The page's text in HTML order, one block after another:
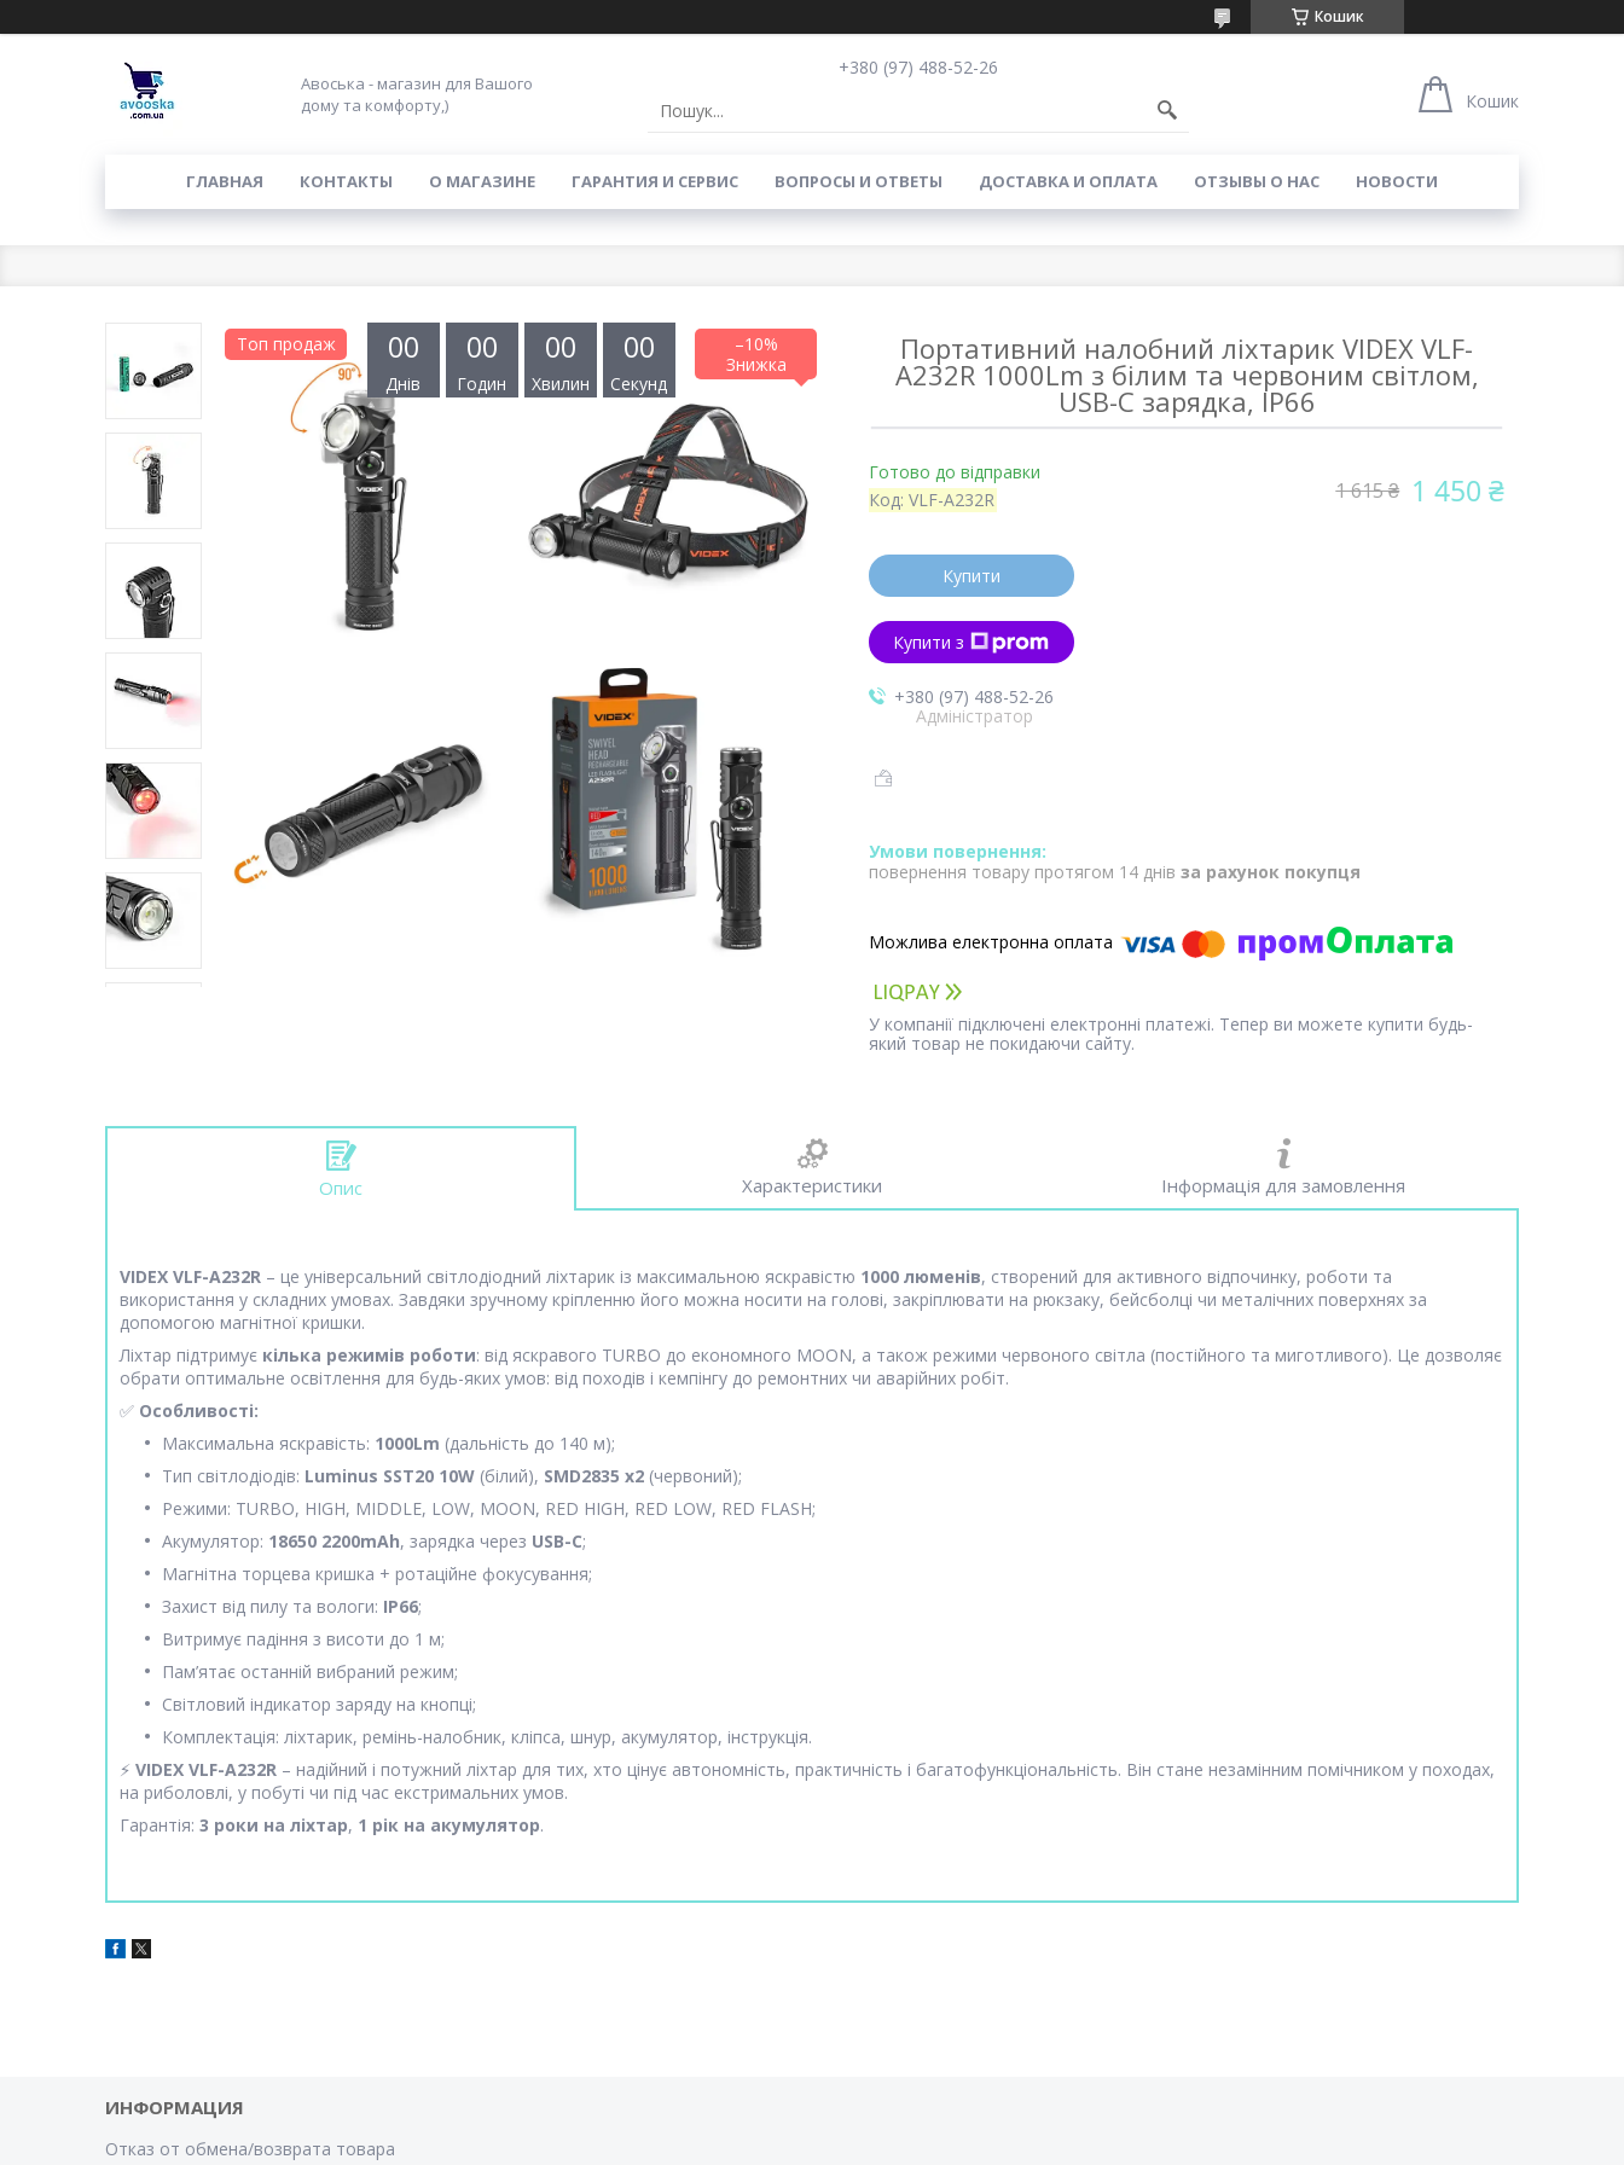
Кошик
Авоська - магазин для Вашого
дому та комфорту,)
+380 (97) 488-52-26
Кошик
ГЛАВНАЯ КОНТАКТЫ О МАГАЗИНЕ ГАРАНТИЯ И СЕРВИС ВОПРОСЫ И ОТВЕТЫ ДОСТАВКА И ОПЛАТА ОТЗЫВЫ О НАС НОВОСТИ
Топ продаж –10%
00
Днів
00
Годин
00
Хвилин
00
Секунд
Портативний налобний ліхтарик VIDEX VLF-
A232R 1000Lm з білим та червоним світлом,
USB-C зарядка, IP66
Готово до відправки
Код: VLF-A232R 1 615 ₴ 1 450 ₴
Купити
Купити з
+380 (97) 488-52-26
Адміністратор
повернення товару протягом 14 днів за рахунок покупця
У компанії підключені електронні платежі. Тепер ви можете купити будь-
який товар не покидаючи сайту.
Опис Характеристики Інформація для замовлення
VIDEX VLF-A232R – це універсальний світлодіодний ліхтарик із максимальною яскравістю 1000 люменів, створений для активного відпочинку, роботи та
використання у складних умовах. Завдяки зручному кріпленню його можна носити на голові, закріплювати на рюкзаку, бейсболці чи металічних поверхнях за
допомогою магнітної кришки.
Ліхтар підтримує кілька режимів роботи: від яскравого TURBO до економного MOON, а також режими червоного світла (постійного та миготливого). Це дозволяє
обрати оптимальне освітлення для будь-яких умов: від походів і кемпінгу до ремонтних чи аварійних робіт.
✅ Особливості:
Максимальна яскравість: 1000Lm (дальність до 140 м);
Тип світлодіодів: Luminus SST20 10W (білий), SMD2835 x2 (червоний);
Режими: TURBO, HIGH, MIDDLE, LOW, MOON, RED HIGH, RED LOW, RED FLASH;
Акумулятор: 18650 2200mAh, зарядка через USB-C;
Магнітна торцева кришка + ротаційне фокусування;
Захист від пилу та вологи: IP66;
Витримує падіння з висоти до 1 м;
Пам’ятає останній вибраний режим;
Світловий індикатор заряду на кнопці;
Комплектація: ліхтарик, ремінь-налобник, кліпса, шнур, акумулятор, інструкція.
⚡ VIDEX VLF-A232R – надійний і потужний ліхтар для тих, хто цінує автономність, практичність і багатофункціональність. Він стане незамінним помічником у походах,
на риболовлі, у побуті чи під час екстримальних умов.
Гарантія: 3 роки на ліхтар, 1 рік на акумулятор.
ИНФОРМАЦИЯ
Отказ от обмена/возврата товара